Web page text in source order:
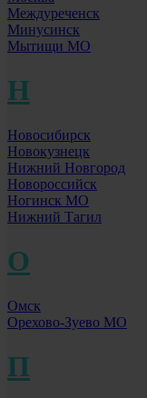
Междуреченск
Минусинск
Мытищи МО
Н
Новосибирск
Новокузнецк
Нижний Новгород
Новороссийск
Ногинск МО
Нижний Тагил
О
Омск
Орехово-Зуево МО
П